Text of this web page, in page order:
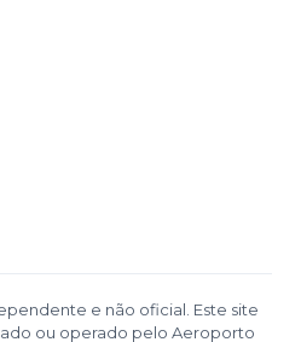
e não oficial. Este site
ou operado pelo Aeroporto